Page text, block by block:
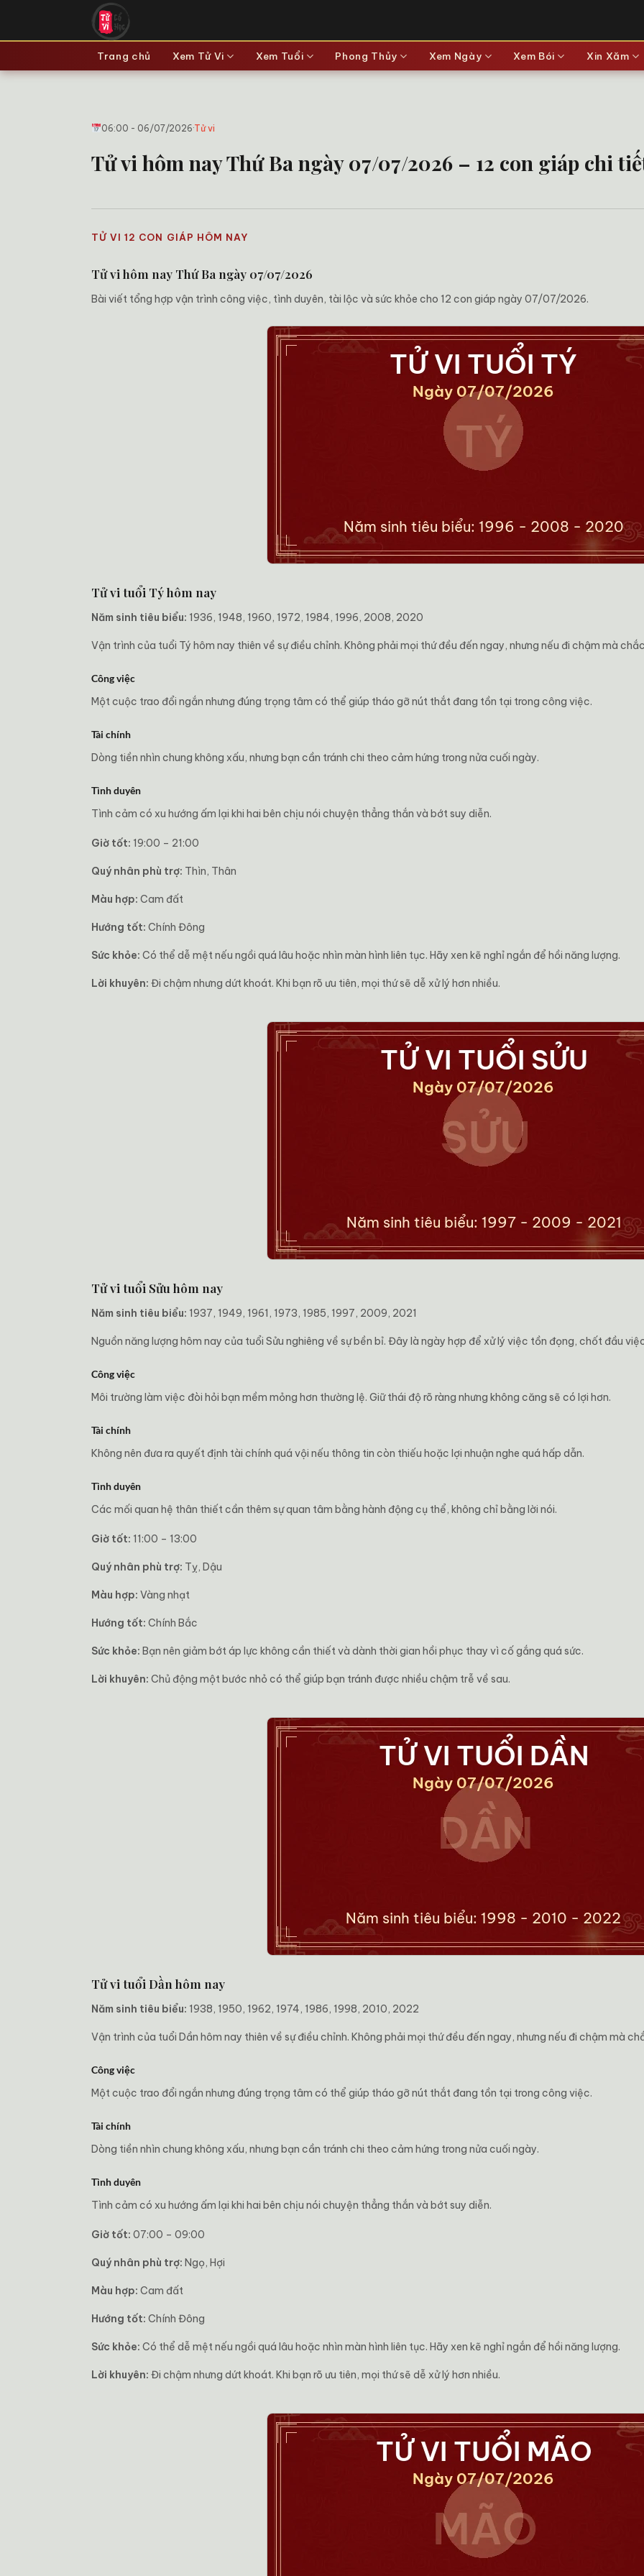
nội
Trang chủ Xem Tử Vi Xem Tuổi Phong Thủy Xem Ngày Xem Bói Xin Xăm
06:00 - 06/07/2026·Tử vi
Tử vi hôm nay Thứ Ba ngày 07/07/2026 – 12 con giáp chi
TỬ VI 12 CON GIÁP HÔM NAY
Tử vi hôm nay Thứ Ba ngày 07/07/2026
Bài viết tổng hợp vận trình công việc, tình duyên, tài lộc và sức khỏe cho 12 con giáp ngày 07/07/2026.
Tử vi tuổi Tý hôm nay
Năm sinh tiêu biểu: 1936, 1948, 1960, 1972, 1984, 1996, 2008, 2020
Vận trình của tuổi Tý hôm nay thiên về sự điều chỉnh. Không phải mọi thứ đều đến ngay, nhưng nếu đi chậm mà
Công việc
Một cuộc trao đổi ngắn nhưng đúng trọng tâm có thể giúp tháo gỡ nút thắt đang tồn tại trong công việc.
Tài chính
Dòng tiền nhìn chung không xấu, nhưng bạn cần tránh chi theo cảm hứng trong nửa cuối ngày.
Tình duyên
Tình cảm có xu hướng ấm lại khi hai bên chịu nói chuyện thẳng thắn và bớt suy diễn.
Giờ tốt: 19:00 – 21:00
Quý nhân phù trợ: Thìn, Thân
Màu hợp: Cam đất
Hướng tốt: Chính Đông
Sức khỏe: Có thể dễ mệt nếu ngồi quá lâu hoặc nhìn màn hình liên tục. Hãy xen kẽ nghỉ ngắn để hồi năng lượng.
Lời khuyên: Đi chậm nhưng dứt khoát. Khi bạn rõ ưu tiên, mọi thứ sẽ dễ xử lý hơn nhiều.
Tử vi tuổi Sửu hôm nay
Năm sinh tiêu biểu: 1937, 1949, 1961, 1973, 1985, 1997, 2009, 2021
Nguồn năng lượng hôm nay của tuổi Sửu nghiêng về sự bền bỉ. Đây là ngày hợp để xử lý việc tồn đọng, chốt đầu
Công việc
Môi trường làm việc đòi hỏi bạn mềm mỏng hơn thường lệ. Giữ thái độ rõ ràng nhưng không căng sẽ có lợi hơn.
Tài chính
Không nên đưa ra quyết định tài chính quá vội nếu thông tin còn thiếu hoặc lợi nhuận nghe quá hấp dẫn.
Tình duyên
Các mối quan hệ thân thiết cần thêm sự quan tâm bằng hành động cụ thể, không chỉ bằng lời nói.
Giờ tốt: 11:00 – 13:00
Quý nhân phù trợ: Tỵ, Dậu
Màu hợp: Vàng nhạt
Hướng tốt: Chính Bắc
Sức khỏe: Bạn nên giảm bớt áp lực không cần thiết và dành thời gian hồi phục thay vì cố gắng quá sức.
Lời khuyên: Chủ động một bước nhỏ có thể giúp bạn tránh được nhiều chậm trễ về sau.
Tử vi tuổi Dần hôm nay
Năm sinh tiêu biểu: 1938, 1950, 1962, 1974, 1986, 1998, 2010, 2022
Vận trình của tuổi Dần hôm nay thiên về sự điều chỉnh. Không phải mọi thứ đều đến ngay, nhưng nếu đi chậm mà
Công việc
Một cuộc trao đổi ngắn nhưng đúng trọng tâm có thể giúp tháo gỡ nút thắt đang tồn tại trong công việc.
Tài chính
Dòng tiền nhìn chung không xấu, nhưng bạn cần tránh chi theo cảm hứng trong nửa cuối ngày.
Tình duyên
Tình cảm có xu hướng ấm lại khi hai bên chịu nói chuyện thẳng thắn và bớt suy diễn.
Giờ tốt: 07:00 – 09:00
Quý nhân phù trợ: Ngọ, Hợi
Màu hợp: Cam đất
Hướng tốt: Chính Đông
Sức khỏe: Có thể dễ mệt nếu ngồi quá lâu hoặc nhìn màn hình liên tục. Hãy xen kẽ nghỉ ngắn để hồi năng lượng.
Lời khuyên: Đi chậm nhưng dứt khoát. Khi bạn rõ ưu tiên, mọi thứ sẽ dễ xử lý hơn nhiều.